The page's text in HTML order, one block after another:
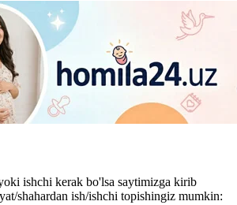
ishchi kerak bo'lsa saytimizga kirib
shahardan ish/ishchi topishingiz mumkin: